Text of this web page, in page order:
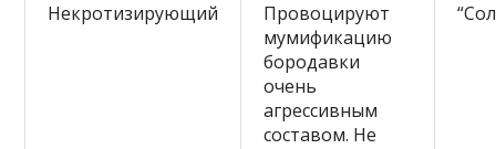
Некротизирующий
Провоцируют
мумификацию
бородавки
очень
агрессивным
составом. Не